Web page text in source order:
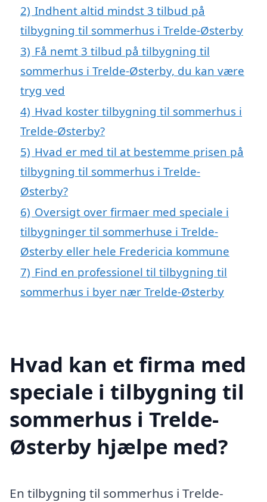
2) Indhent altid mindst 3 tilbud på
tilbygning til sommerhus i Trelde-Østerby
3) Få nemt 3 tilbud på tilbygning til
sommerhus i Trelde-Østerby, du kan være
tryg ved
4) Hvad koster tilbygning til sommerhus i
Trelde-Østerby?
5) Hvad er med til at bestemme prisen på
tilbygning til sommerhus i Trelde-
Østerby?
6) Oversigt over firmaer med speciale i
tilbygninger til sommerhuse i Trelde-
Østerby eller hele Fredericia kommune
7) Find en professionel til tilbygning til
sommerhus i byer nær Trelde-Østerby
Hvad kan et firma med
speciale i tilbygning til
sommerhus i Trelde-
Østerby hjælpe med?
En tilbygning til sommerhus i Trelde-